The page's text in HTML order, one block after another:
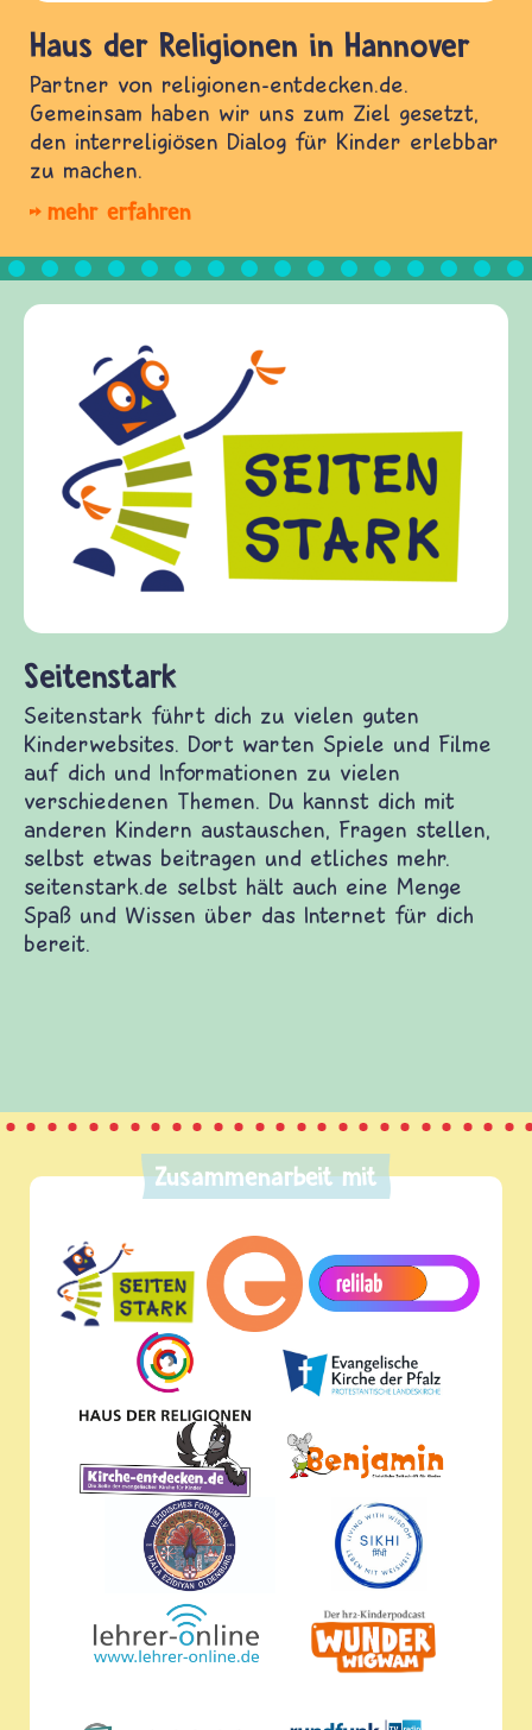
Haus der Religionen in Hannover
Partner von religionen-entdecken.de.
Gemeinsam haben wir uns zum Ziel gesetzt,
den interreligiösen Dialog für Kinder erlebbar
zu machen.
mehr erfahren
Dort warten Spiele und Filme auf
Themen. Du kannst dich mit anderen
etwas beitragen und etliches mehr.
Frieden Fragen
frieden-fragen.de ist ein Internet-Angebot
Kinder, Eltern und ErzieherInnen das zu
Fragen von Krieg und Frieden, Streit und
Gewalt informiert und einen Austausch zu
diesem Themenbereich ermöglicht. frieden-
fragen.de bietet Antworten auf wichtige
und Frieden, Streit und Gewalt.
Zusammenarbeit mit